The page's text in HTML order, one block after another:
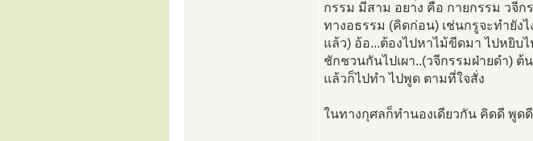
กรรม มีสาม อยา่ง คือ กายกรรม วจี
ทางอธรรม (คิดก่อน) เช่นกรูจะทำยัง
แล้ว) อ้อ...ต้องไปหาไม้ขีดมา ไปหยิ
ชักชวนกันไปเผา..(วจีกรรมฝ่ายดำ)
แล้วก็ไปทำ ไปพูด ตามที่ใจสั่ง
ในทางกุศลก็ทำนองเดียวกัน คิดดี พูด